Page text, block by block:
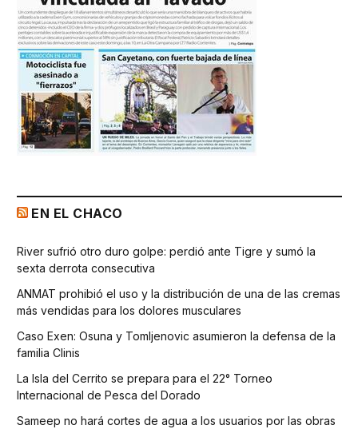
EN EL CHACO
River sufrió otro duro golpe: perdió ante Tigre y sumó la
sexta derrota consecutiva
ANMAT prohibió el uso y la distribución de una de las cremas
más vendidas para los dolores musculares
Caso Exen: Osuna y Tomljenovic asumieron la defensa de la
familia Clinis
La Isla del Cerrito se prepara para el 22° Torneo
Internacional de Pesca del Dorado
Sameep no hará cortes de agua a los usuarios por las obras